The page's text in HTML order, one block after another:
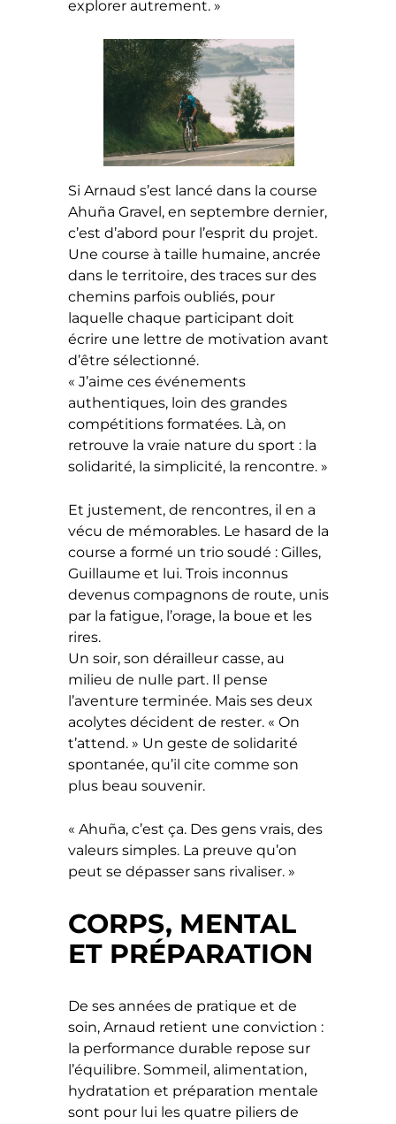
explorer autrement. »
Si Arnaud s’est lancé dans la course
Ahuña Gravel, en septembre dernier,
c’est d’abord pour l’esprit du projet.
Une course à taille humaine, ancrée
dans le territoire, des traces sur des
chemins parfois oubliés, pour
laquelle chaque participant doit
écrire une lettre de motivation avant
d’être sélectionné.
« J’aime ces événements
authentiques, loin des grandes
compétitions formatées. Là, on
retrouve la vraie nature du sport : la
solidarité, la simplicité, la rencontre. »
Et justement, de rencontres, il en a
vécu de mémorables. Le hasard de la
course a formé un trio soudé : Gilles,
Guillaume et lui. Trois inconnus
devenus compagnons de route, unis
par la fatigue, l’orage, la boue et les
rires.
Un soir, son dérailleur casse, au
milieu de nulle part. Il pense
l’aventure terminée. Mais ses deux
acolytes décident de rester. « On
t’attend. » Un geste de solidarité
spontanée, qu’il cite comme son
plus beau souvenir.
« Ahuña, c’est ça. Des gens vrais, des
valeurs simples. La preuve qu’on
peut se dépasser sans rivaliser. »
CORPS, MENTAL
ET PRÉPARATION
De ses années de pratique et de
soin, Arnaud retient une conviction :
la performance durable repose sur
l’équilibre. Sommeil, alimentation,
hydratation et préparation mentale
sont pour lui les quatre piliers de